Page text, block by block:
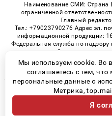
Наименование СМИ: Страна
ограниченной
Главный
Тел.: +79023790276 Адрес эл.
информационной продукции:
Федеральная служба по
технологий и массовых
Регистрационный номер СМИ
© 2026 «» | Все
Возрастная
Мы используем cookie. Во
соглашаетесь с тем,
персональные данные с
Метрика,
Я